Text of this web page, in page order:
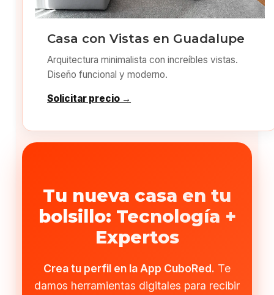
Casa con Vistas en Guadalupe
Arquitectura minimalista con increíbles vistas.
Diseño funcional y moderno.
Solicitar precio →
Tu nueva casa en tu
bolsillo: Tecnología +
Expertos
Crea tu perfil en la App CuboRed. Te
damos herramientas digitales para recibir